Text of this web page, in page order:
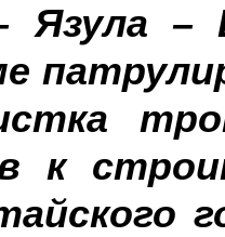
Язула –
к